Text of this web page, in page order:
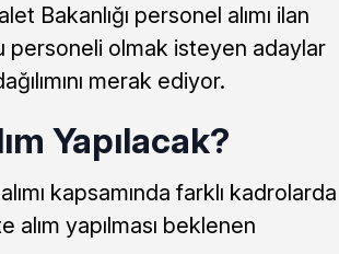
Bakanlığı personel alımı ilan
personeli olmak isteyen adaylar
merak ediyor.
Yapılacak?
kapsamında farklı kadrolarda
yapılması beklenen